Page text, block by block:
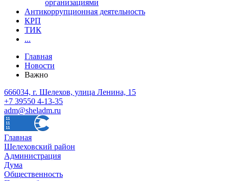
организациями
Антикоррупционная деятельность
КРП
ТИК
...
Главная
Новости
Важно
666034, г. Шелехов, улица Ленина, 15
+7 39550 4-13-35
adm@sheladm.ru
Главная
Шелеховский район
Администрация
Дума
Общественность